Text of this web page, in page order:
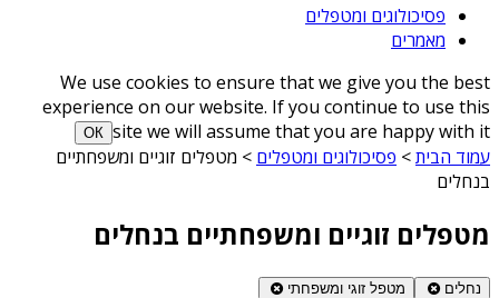
פסיכולוגים ומטפלים
מאמרים
We use cookies to ensure that we give you the best
experience on our website. If you continue to use this
site we will assume that you are happy with it
ОК
עמוד הבית> פסיכולוגים ומטפלים > מטפלים זוגיים ומשפחתיים
בנחלים
מטפלים זוגיים ומשפחתיים בנחלים
נחלים מטפל זוגי ומשפחתי